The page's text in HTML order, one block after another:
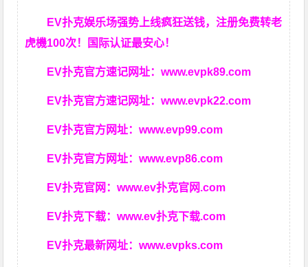
EV扑克娱乐场强势上线疯狂送钱，注册免费转老
虎機100次！国际认证最安心！
EV扑克官方速记网址：www.evpk89.com
EV扑克官方速记网址：www.evpk22.com
EV扑克官方网址：www.evp99.com
EV扑克官方网址：www.evp86.com
EV扑克官网：www.ev扑克官网.com
EV扑克下载：www.ev扑克下载.com
EV扑克最新网址：www.evpks.com